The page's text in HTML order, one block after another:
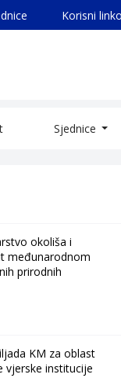
Korisni
Sjednice
okoliša i
međunarodnom
prirodnih
KM za oblast
vjerske institucije